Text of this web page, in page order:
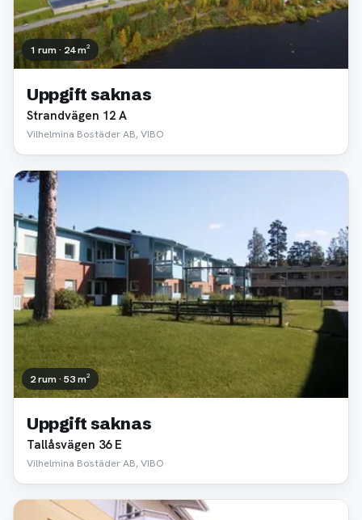
1 rum · 24 m²
Uppgift saknas
Strandvägen 12 A
Vilhelmina Bostäder AB, VIBO
2 rum · 53 m²
Uppgift saknas
Tallåsvägen 36 E
Vilhelmina Bostäder AB, VIBO